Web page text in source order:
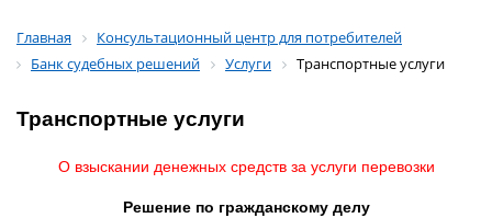
Главная
Консультационный центр для потребителей
Банк судебных решений
Услуги Транспортные услуги
Транспортные услуги
О взыскании денежных средств за услуги перевозки
Решение по гражданскому делу